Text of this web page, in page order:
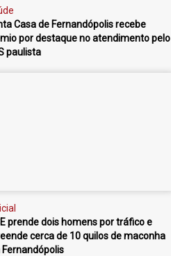
Casa de Fernandópolis recebe
por destaque no atendimento pelo
paulista
prende dois homens por tráfico e
cerca de 10 quilos de maconha